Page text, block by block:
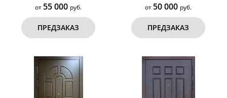
от 55 000 руб.
ПРЕДЗАКАЗ
от 50 000 руб.
ПРЕДЗАКАЗ